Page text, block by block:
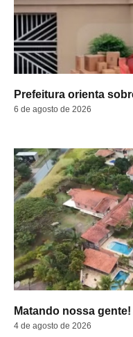
Prefeitura orienta
6 de agosto de 2026
Matando nossa gente!
4 de agosto de 2026